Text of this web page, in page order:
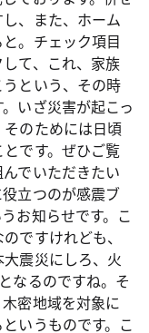
、また、ホーム
。チェック項目
て、これ、家族
という、その時
いざ災害が起こっ
のためには日頃
です。ぜひご覧
でいただきたい
立つのが感震ブ
お知らせです。こ
ですけれども、
震災にしろ、火
なるのですね。そ
密地域を対象に
いうものです。こ